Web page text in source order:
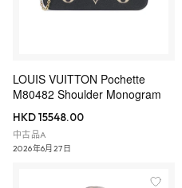
LOUIS VUITTON Pochette
M80482 Shoulder Monogram
HKD 15548.00
中古品A
2026年6月27日